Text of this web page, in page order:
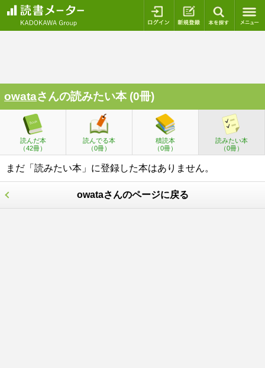
ログイン 新規登録
owataさんの読みたい本 (0冊)
読んだ本
（42冊）
読んでる本
（0冊）
積読本
（0冊）
読みたい本
（0冊）
まだ「読みたい本」に登録した本はありません。
owataさんのページに戻る